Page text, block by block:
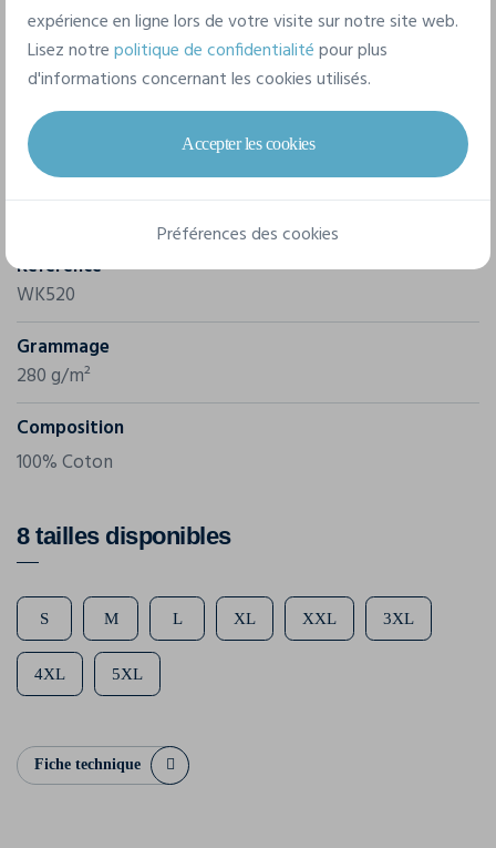
Caractéristiques
Marque
Référence
WK520
Grammage
280 g/m²
Composition
100% Coton
8 tailles disponibles
S M L XL XXL 3XL
4XL 5XL
Fiche technique
expérience en ligne lors de votre visite sur notre site web.
Lisez notrepolitique de confidentialitépour plus
d'informations concernant les cookies utilisés.
Accepter les cookies
Préférences des cookies